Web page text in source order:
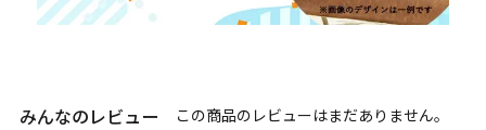
みんなのレビュー この商品のレビューはまだありません。